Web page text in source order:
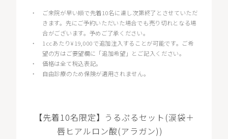
・
ご来院が早い順で先着10名に達し次第終了とさせていただ
きます。先にご予約いただいた場合でも売り切れとなる場
合がございます。予めご了承ください。
・ 1ccあたり¥19,000で追加注入することが可能です。ご希
望の方はご要望欄に「追加希望」とご記入ください。
・価格は全て税込表記。
・
自由診療のため保険が適用されません。
【先着10名限定】うるぷるセット(涙袋＋
唇ヒアルロン酸(アラガン))